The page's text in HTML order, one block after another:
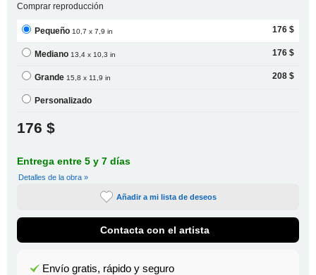
Comprar reproducción
Pequeño10,7 x 7,9 in 176 $
Mediano13,4 x 10,3 in 176 $
Grande15,8 x 11,9 in 208 $
Personalizado
176 $
Entrega entre 5 y 7 días
Detalles de la obra »
Añadir a mi lista de deseos
Contacta con el artista
Envío gratis, rápido y seguro